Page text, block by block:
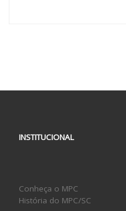
INSTITUCIONAL
Conheça o MPC
História do MPC/SC